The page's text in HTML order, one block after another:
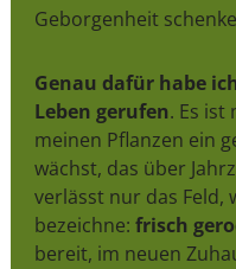
Geborgenheit
Genau dafür habe
Leben gerufen. Es ist
meinen Pflanzen ein
wächst, das über
verlässt nur das Feld,
bezeichne: frisch
bereit, im neuen